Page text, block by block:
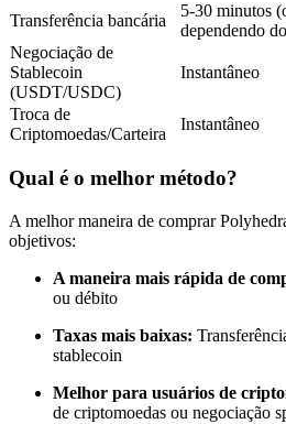
Desfrute da partilha de lucros e
Informação
Transferência bancária
5-30 minutos
dependendo
Negociação de
Stablecoin
(USDT/USDC)
Instantâneo
Troca de
Criptomoedas/Carteira
Instantâneo
Qual é o melhor método?
A melhor maneira de comprar
objetivos:
A maneira mais rápida de
ou débito
Taxas mais baixas:
stablecoin
Melhor para usuários de
de criptomoedas ou negociação